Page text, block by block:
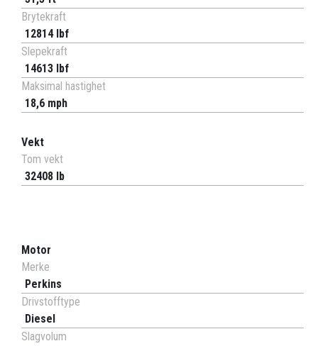
Brytekraft
12814 lbf
Slepekraft
14613 lbf
Maksimal hastighet
18,6 mph
Vekt
Tom vekt
32408 lb
Motor
Merke
Perkins
Drivstofftype
Diesel
Slagvolum